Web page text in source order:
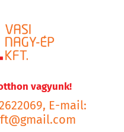
vagyunk!
E-mail: